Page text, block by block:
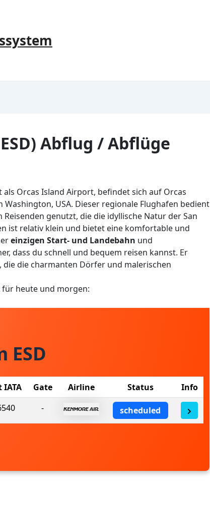
Abflug / Abflüge
als Orcas Island Airport, befindet sich auf Orcas
USA. Dieser regionale Flughafen bedient
Reisenden genutzt, die die idyllische Natur der San
ist relativ klein und bietet eine komfortable und
einzigen Start- und Landebahn und
dass du schnell und bequem reisen kannst. Er
die charmanten Dörfer und malerischen
für heute und morgen:
IATA Gate Airline Status
Info
- scheduled